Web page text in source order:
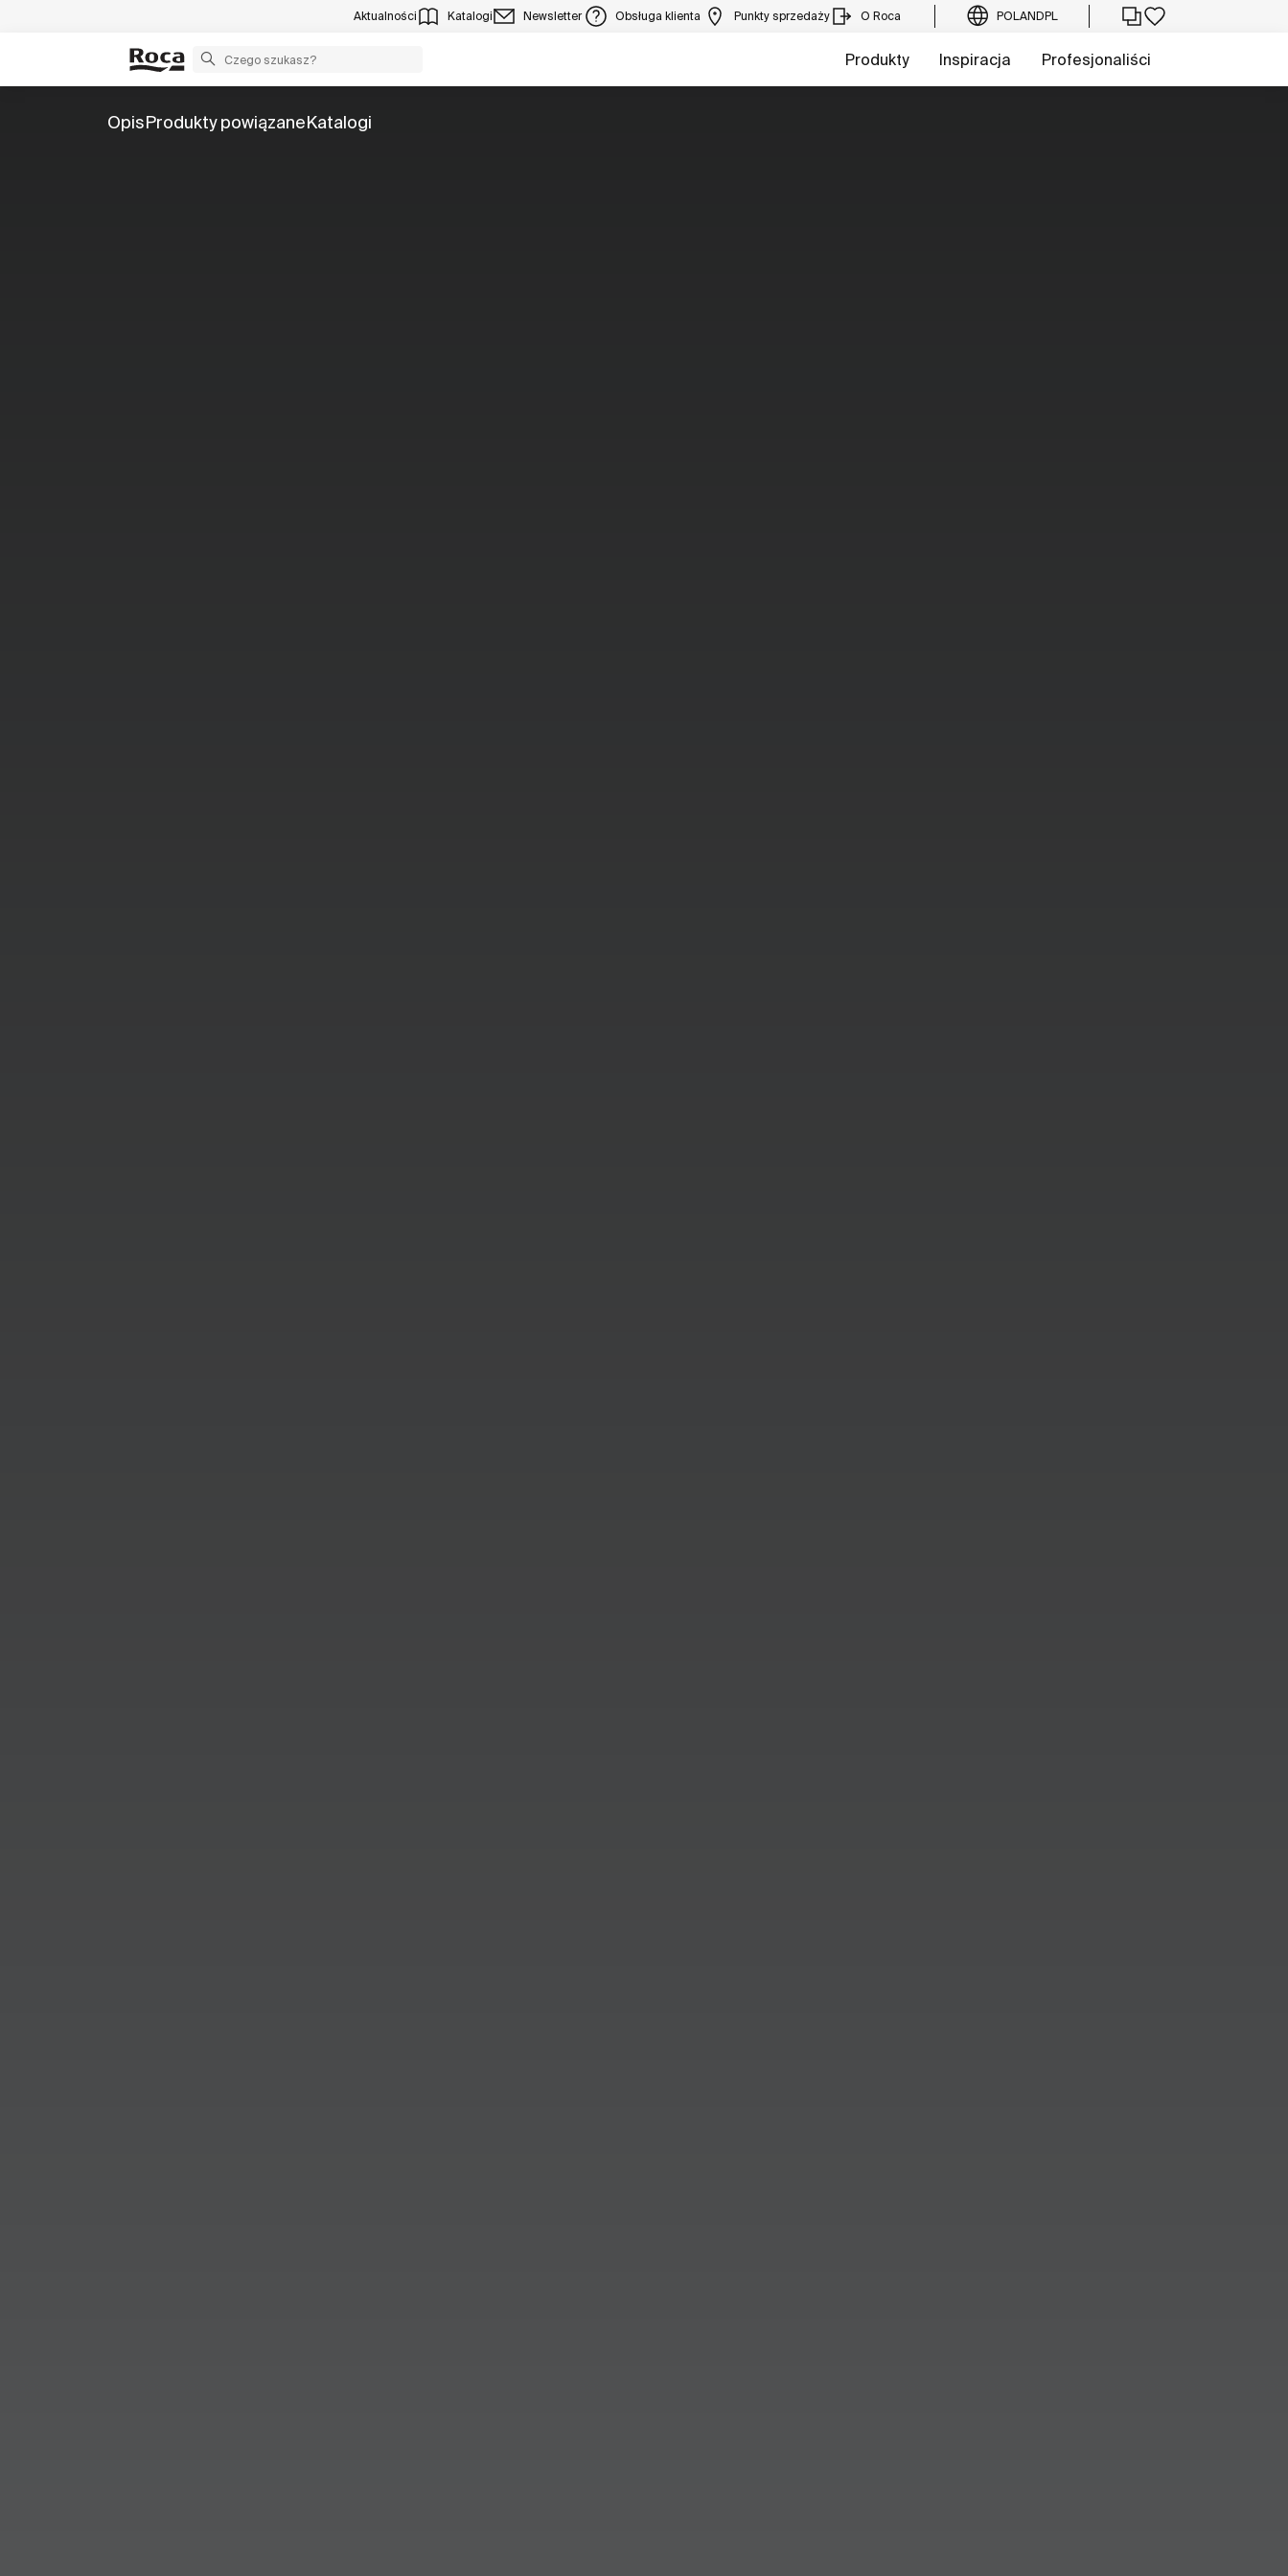
Aktualności Katalogi Newsletter Obsługa klienta Punkty sprzedaży O Roca POLANDPL
Produkty Inspiracja Profesjonaliści
OpisProdukty powiązaneKatalogi